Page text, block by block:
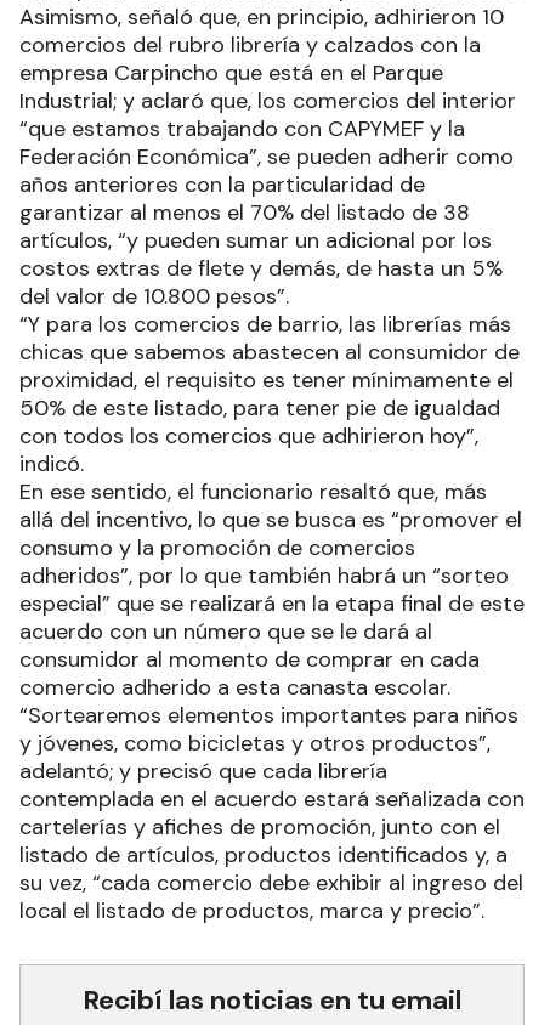
Asimismo, señaló que, en principio, adhirieron 10
comercios del rubro librería y calzados con la
empresa Carpincho que está en el Parque
Industrial; y aclaró que, los comercios del interior
“que estamos trabajando con CAPYMEF y la
Federación Económica”, se pueden adherir como
años anteriores con la particularidad de
garantizar al menos el 70% del listado de 38
artículos, “y pueden sumar un adicional por los
costos extras de flete y demás, de hasta un 5%
del valor de 10.800 pesos”.
“Y para los comercios de barrio, las librerías más
chicas que sabemos abastecen al consumidor de
proximidad, el requisito es tener mínimamente el
50% de este listado, para tener pie de igualdad
con todos los comercios que adhirieron hoy”,
indicó.
En ese sentido, el funcionario resaltó que, más
allá del incentivo, lo que se busca es “promover el
consumo y la promoción de comercios
adheridos”, por lo que también habrá un “sorteo
especial” que se realizará en la etapa final de este
acuerdo con un número que se le dará al
consumidor al momento de comprar en cada
comercio adherido a esta canasta escolar.
“Sortearemos elementos importantes para niños
y jóvenes, como bicicletas y otros productos”,
adelantó; y precisó que cada librería
contemplada en el acuerdo estará señalizada con
cartelerías y afiches de promoción, junto con el
listado de artículos, productos identificados y, a
su vez, “cada comercio debe exhibir al ingreso del
local el listado de productos, marca y precio”.
Recibí las noticias en tu email